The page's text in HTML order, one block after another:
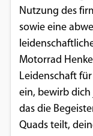
Nutzung des
sowie eine
Motorrad
Leidenschaft
ein, bewirb dich
das die
Quads teilt,